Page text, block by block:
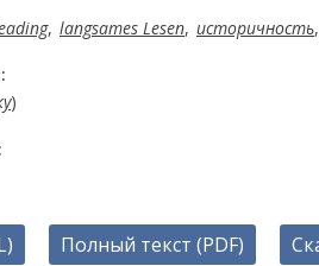
, langsames Lesen, историчность
)
Полный текст (PDF)